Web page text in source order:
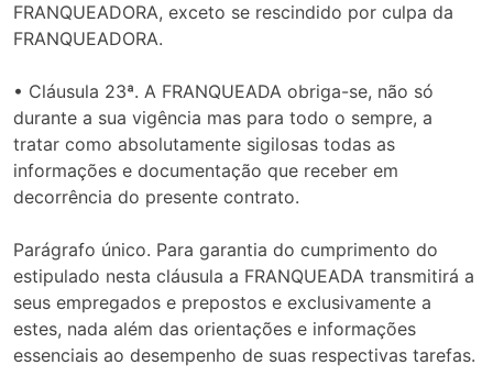
FRANQUEADORA, exceto se rescindido por culpa da
FRANQUEADORA.
• Cláusula 23ª. A FRANQUEADA obriga-se, não só
durante a sua vigência mas para todo o sempre, a
tratar como absolutamente sigilosas todas as
informações e documentação que receber em
decorrência do presente contrato.
Parágrafo único. Para garantia do cumprimento do
estipulado nesta cláusula a FRANQUEADA transmitirá a
seus empregados e prepostos e exclusivamente a
estes, nada além das orientações e informações
essenciais ao desempenho de suas respectivas tarefas.